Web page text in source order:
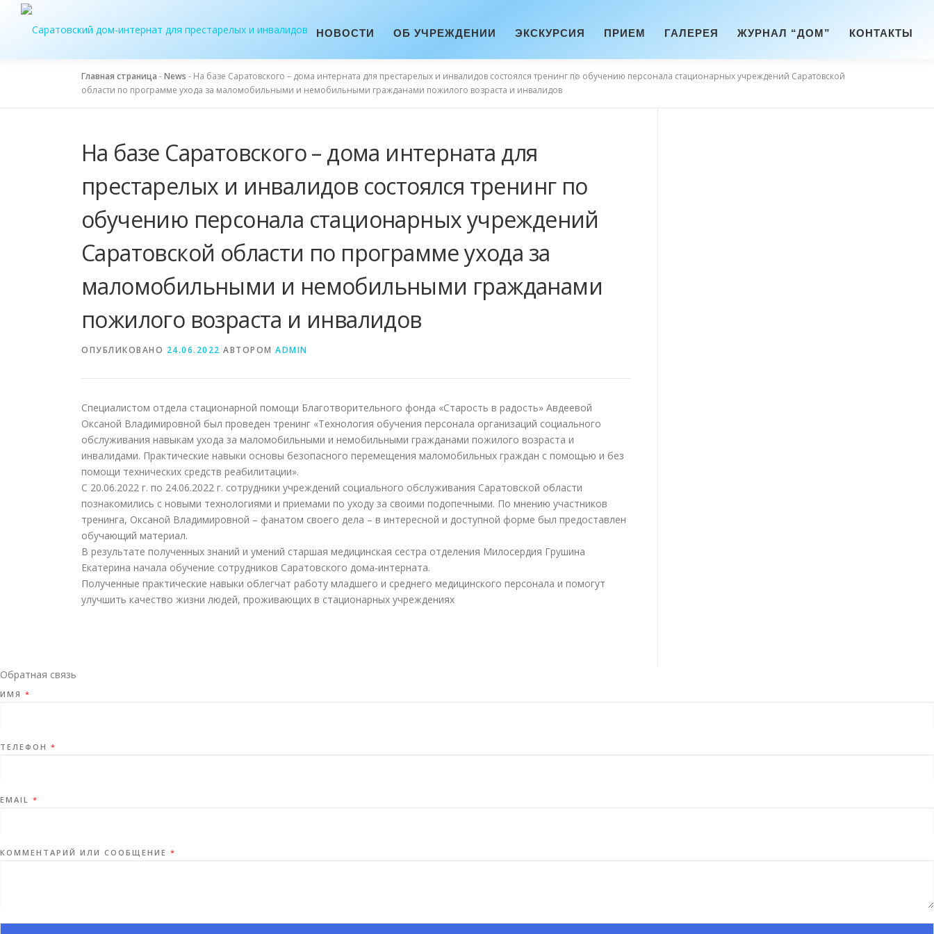
Перейти
содержимому
НОВОСТИ ОБ УЧРЕЖДЕНИИ ЭКСКУРСИЯ ПРИЕМ ГАЛЕРЕЯ ЖУРНАЛ “ДОМ” КОНТАКТЫ
Главная страница -News - На базе Саратовского – дома интерната для престарелых и инвалидов состоялся тренинг по обучению персонала стационарных учреждений Саратовской
области по программе ухода за маломобильными и немобильными гражданами пожилого возраста и инвалидов
На базе Саратовского – дома интерната для
престарелых и инвалидов состоялся тренинг по
обучению персонала стационарных учреждений
Саратовской области по программе ухода за
маломобильными и немобильными гражданами
пожилого возраста и инвалидов
ОПУБЛИКОВАНО 24.06.2022 АВТОРОМ ADMIN
Специалистом отдела стационарной помощи Благотворительного фонда «Старость в радость» Авдеевой
Оксаной Владимировной был проведен тренинг «Технология обучения персонала организаций социального
обслуживания навыкам ухода за маломобильными и немобильными гражданами пожилого возраста и
инвалидами. Практические навыки основы безопасного перемещения маломобильных граждан с помощью и без
помощи технических средств реабилитации».
С 20.06.2022 г. по 24.06.2022 г. сотрудники учреждений социального обслуживания Саратовской области
познакомились с новыми технологиями и приемами по уходу за своими подопечными. По мнению участников
тренинга, Оксаной Владимировной – фанатом своего дела – в интересной и доступной форме был предоставлен
обучающий материал.
В результате полученных знаний и умений старшая медицинская сестра отделения Милосердия Грушина
Екатерина начала обучение сотрудников Саратовского дома-интерната.
Полученные практические навыки облегчат работу младшего и среднего медицинского персонала и помогут
улучшить качество жизни людей, проживающих в стационарных учреждениях
Обратная связь
ИМЯ *
ТЕЛЕФОН *
EMAIL *
КОММЕНТАРИЙ ИЛИ СООБЩЕНИЕ *